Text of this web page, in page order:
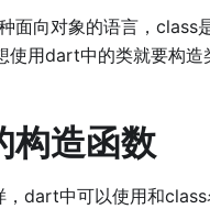
面向对象的语言，class
使用dart中的类就要构
构造函数
，dart中可以使用和